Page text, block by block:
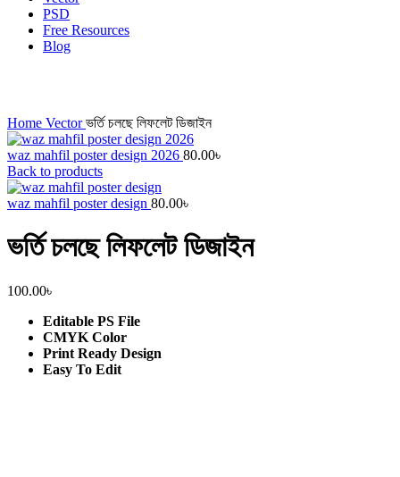
PSD
Free Resources
Blog
Home Vectorভর্তি চলছে লিফলেট ডিজাইন
waz mahfil poster design 2026 80.00৳
Back to products
waz mahfil poster design 80.00৳
ভর্তি চলছে লিফলেট ডিজাইন
100.00৳
Editable PS File
CMYK Color
Print Ready Design
Easy To Edit